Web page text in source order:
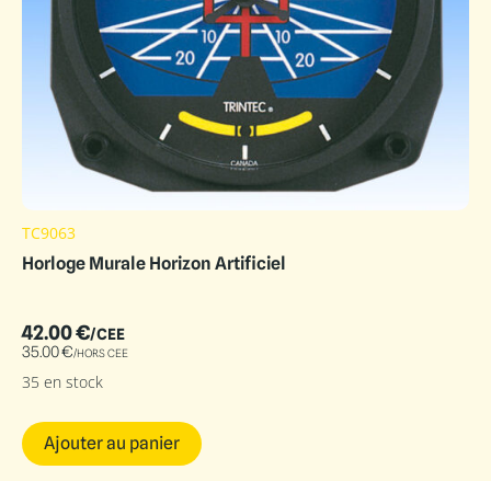
TC9063
Horloge Murale Horizon Artificiel
42.00€/CEE
35.00€/HORS CEE
35 en stock
Ajouter au panier